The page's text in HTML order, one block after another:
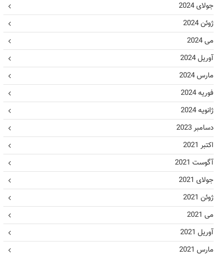
جولای 2024
ژوئن 2024
می 2024
آوریل 2024
مارس 2024
فوریه 2024
ژانویه 2024
دسامبر 2023
اکتبر 2021
آگوست 2021
جولای 2021
ژوئن 2021
می 2021
آوریل 2021
مارس 2021